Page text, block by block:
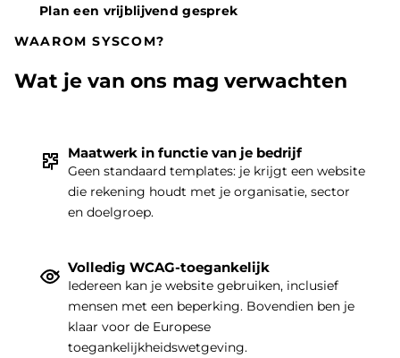
|
Plan een vrijblijvend gesprek
WAAROM SYSCOM?
Wat je van ons mag verwachten
Maatwerk in functie van je bedrijf
Geen standaard templates: je krijgt een website
die rekening houdt met je organisatie, sector
en doelgroep.
Volledig WCAG-toegankelijk
Iedereen kan je website gebruiken, inclusief
mensen met een beperking. Bovendien ben je
klaar voor de Europese
toegankelijkheidswetgeving.